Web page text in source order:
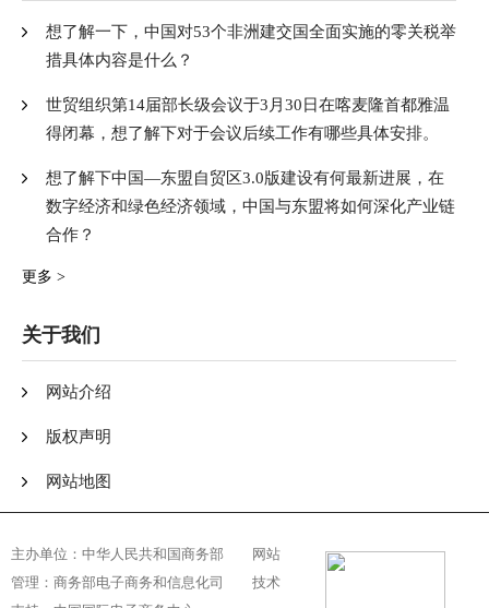
想了解一下，中国对53个非洲建交国全面实施的零关税举
措具体内容是什么？
世贸组织第14届部长级会议于3月30日在喀麦隆首都雅温
得闭幕，想了解下对于会议后续工作有哪些具体安排。
想了解下中国—东盟自贸区3.0版建设有何最新进展，在
数字经济和绿色经济领域，中国与东盟将如何深化产业链
合作？
更多 >
关于我们
网站介绍
版权声明
网站地图
主办单位： 中华人民共和国商务部 网站
管理： 商务部电子商务和信息化司
技术